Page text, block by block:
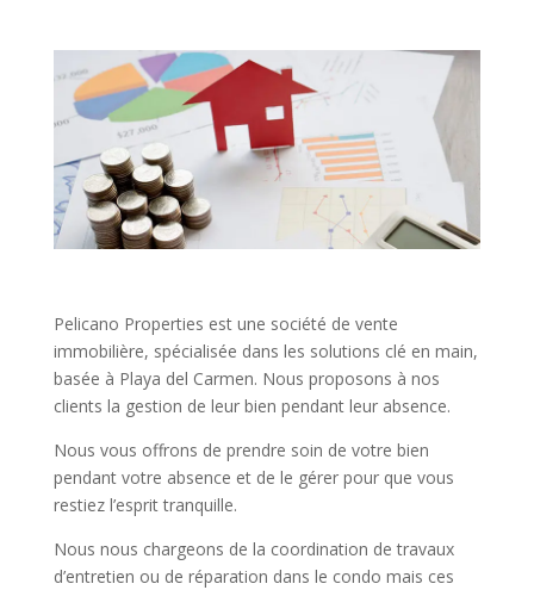
Pelicano Properties est une société de vente
immobilière, spécialisée dans les solutions clé en main,
basée à Playa del Carmen. Nous proposons à nos
clients la gestion de leur bien pendant leur absence.
Nous vous offrons de prendre soin de votre bien
pendant votre absence et de le gérer pour que vous
restiez l’esprit tranquille.
Nous nous chargeons de la coordination de travaux
d’entretien ou de réparation dans le condo mais ces